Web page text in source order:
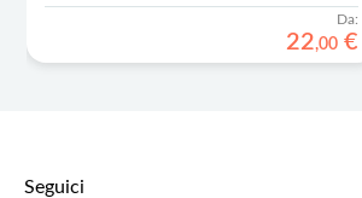
Da:
22,00 €
Seguici